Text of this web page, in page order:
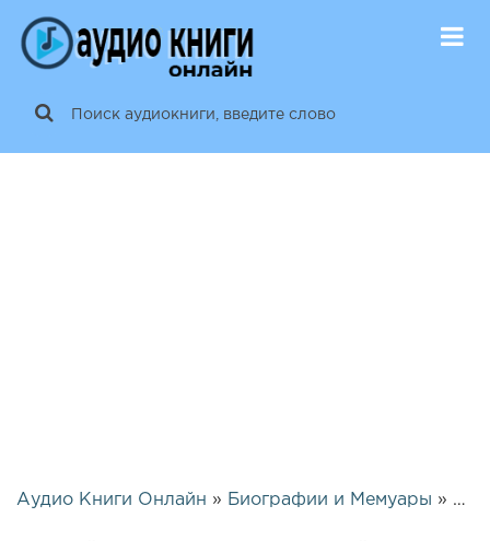
Аудио Книги Онлайн » Биографии и Мемуары » Свифт Тейлор – Тейлор Свифт: История жизни, рассказанная певицей | 26434